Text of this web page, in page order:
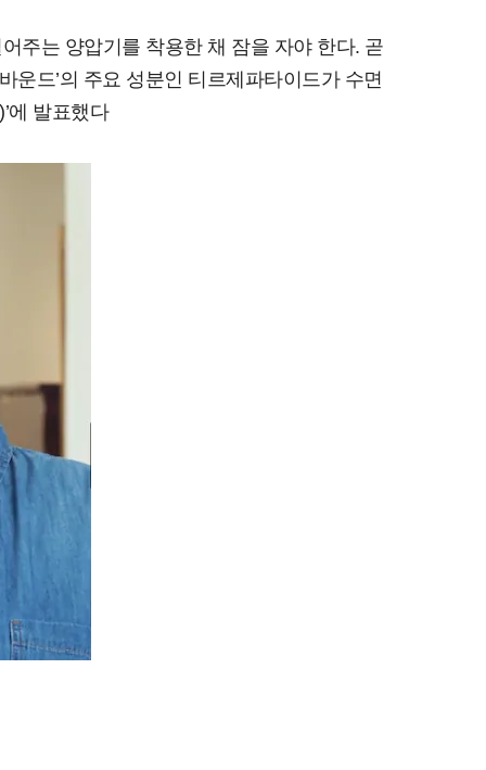
주는 양압기를 착용한 채 잠을 자야 한다. 곧
운드’의 주요 성분인 티르제파타이드가 수면
에 발표했다